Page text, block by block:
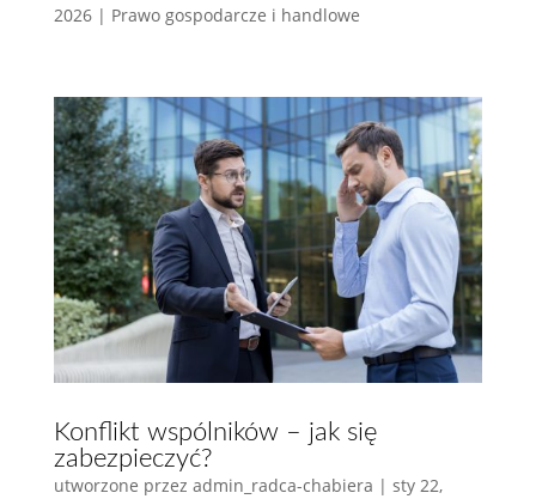
2026| Prawo gospodarcze i handlowe
Konflikt wspólników – jak się
zabezpieczyć?
utworzone przez admin_radca-chabiera | sty 22,